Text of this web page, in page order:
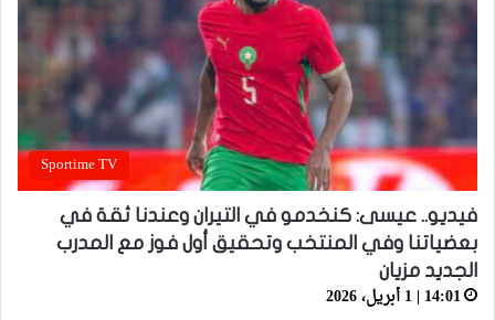
Sportime TV
فيديو.. عيسى: كنخدمو في التيران وعندنا ثقة في
بعضياتنا وفي المنتخب وتحقيق أول فوز مع المدرب
الجديد مزيان
14:01 | 1 أبريل، 2026